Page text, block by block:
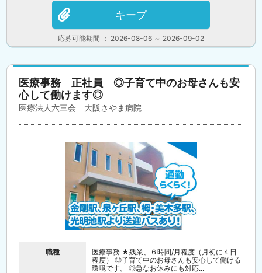
応募可能期間 ： 2026-08-06 ～ 2026-09-02
キープ
医療事務 正社員 ◎子育て中のお母さんも安
心して働けます◎
医療法人六三会 大阪さやま病院
職種
医療事務 ★残業、６時間/月程度（月初に４日
程度） ◎子育て中のお母さんも安心して働ける
環境です。 ◎急なお休みにも対応...